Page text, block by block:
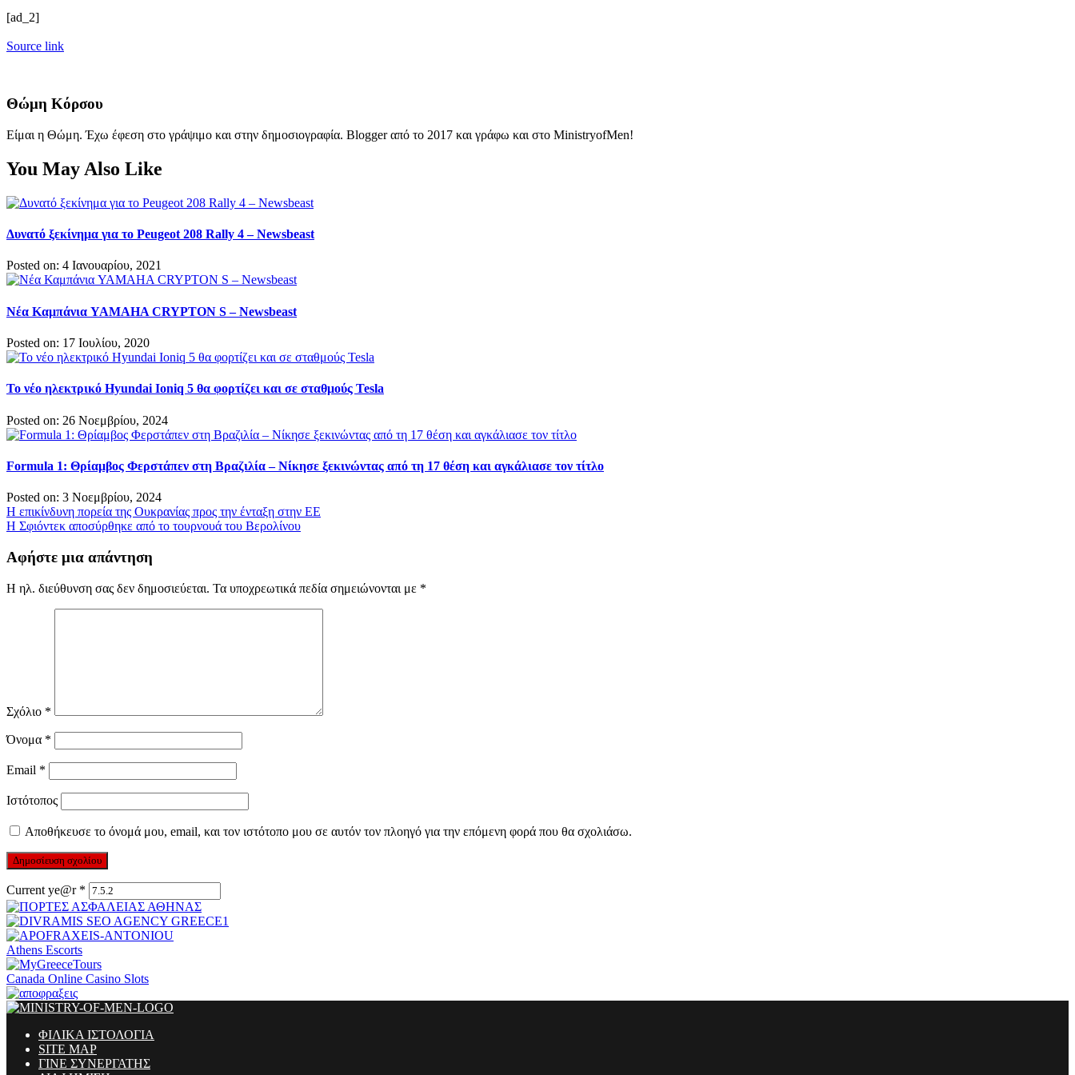
[ad_2]
Source link
Θώμη Κόρσου
Είμαι η Θώμη. Έχω έφεση στο γράψιμο και στην δημοσιογραφία. Blogger από το 2017 και γράφω και στο MinistryofMen!
You May Also Like
Δυνατό ξεκίνημα για το Peugeot 208 Rally 4 – Newsbeast
Posted on: 4 Ιανουαρίου, 2021
Nέα Καμπάνια YAMAHA CRYPTON S – Newsbeast
Posted on: 17 Ιουλίου, 2020
Το νέο ηλεκτρικό Hyundai Ioniq 5 θα φορτίζει και σε σταθμούς Tesla
Posted on: 26 Νοεμβρίου, 2024
Formula 1: Θρίαμβος Φερστάπεν στη Βραζιλία – Νίκησε ξεκινώντας από τη 17 θέση και αγκάλιασε τον τίτλο
Posted on: 3 Νοεμβρίου, 2024
Πλοήγηση
άρθρων
Η επικίνδυνη πορεία της Ουκρανίας προς την ένταξη στην ΕΕ
Η Σφιόντεκ αποσύρθηκε από το τουρνουά του Βερολίνου
Αφήστε μια απάντηση
Η ηλ. διεύθυνση σας δεν δημοσιεύεται. Τα υποχρεωτικά πεδία σημειώνονται με *
Σχόλιο *
Όνομα *
Email *
Ιστότοπος
Αποθήκευσε το όνομά μου, email, και τον ιστότοπο μου σε αυτόν τον πλοηγό για την επόμενη φορά που θα σχολιάσω.
Current ye@r *
Athens Escorts
Canada Online Casino Slots
ΦΙΛΙΚΑ ΙΣΤΟΛΟΓΙΑ
SITE MAP
ΓΙΝΕ ΣΥΝΕΡΓΑΤΗΣ